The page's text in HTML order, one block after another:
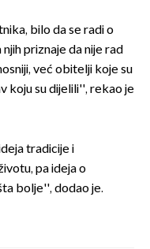
bilo da se radi o
priznaje da nije rad
već obitelji koje su
koju su dijelili'', rekao je
tradicije i
pa ideja o
bolje'', dodao je.